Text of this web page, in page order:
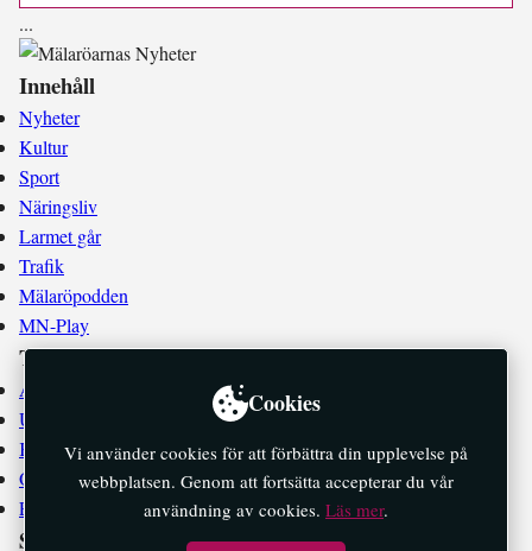
...
Innehåll
Nyheter
Kultur
Sport
Näringsliv
Larmet går
Trafik
Mälaröpodden
MN-Play
Tidningen
Annonsera
Utgivningsplan
Kontakta oss
Om oss
E-tidningar
Socialt
Cookies
Vi använder cookies för att förbättra din upplevelse på
webbplatsen. Genom att fortsätta accepterar du vår
användning av cookies. Läs mer.